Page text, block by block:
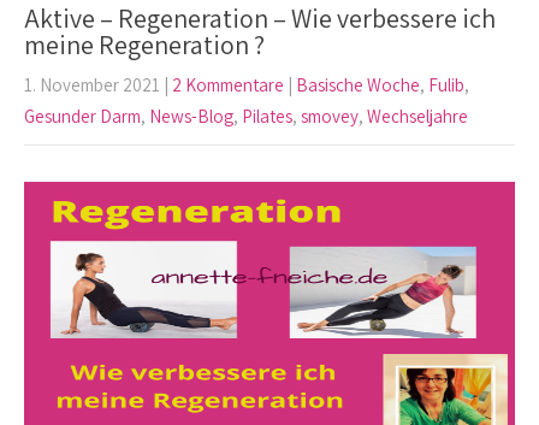
Aktive – Regeneration – Wie verbessere ich
meine Regeneration ?
1. November 2021 | 2 Kommentare | Basische Woche, Fulib,
Gesunder Darm, News-Blog, Pilates, smovey, Wechseljahre